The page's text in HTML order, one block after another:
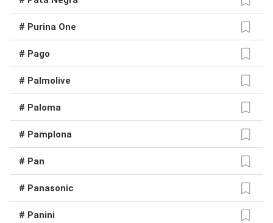
# Purina One
# Pago
# Palmolive
# Paloma
# Pamplona
# Pan
# Panasonic
# Panini